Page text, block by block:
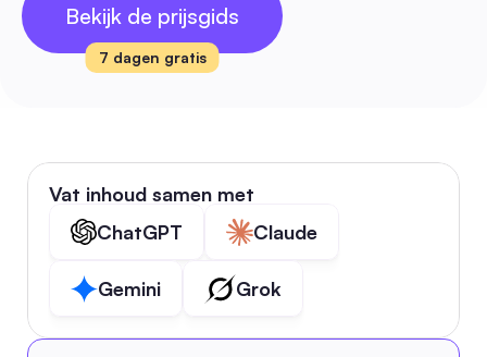
Bekijk de prijsgids
7 dagen gratis
Vat inhoud samen met
ChatGPT
Claude
Gemini Grok